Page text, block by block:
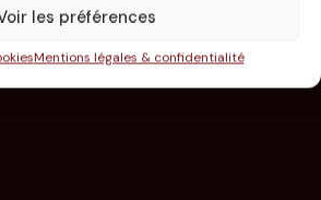
les préférences
Mentions légales & confidentialité